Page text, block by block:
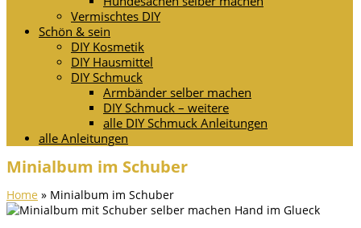
Vermischtes DIY
Schön & sein
DIY Kosmetik
DIY Hausmittel
DIY Schmuck
Armbänder selber machen
DIY Schmuck – weitere
alle DIY Schmuck Anleitungen
alle Anleitungen
Minialbum im Schuber
Home » Minialbum im Schuber